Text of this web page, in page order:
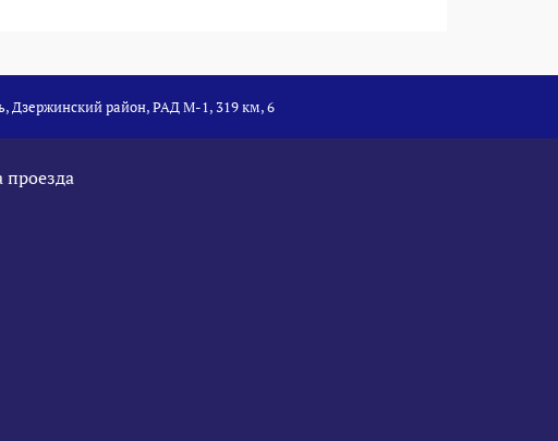
Дзержинский район, РАД М-1, 319 км, 6
проезда